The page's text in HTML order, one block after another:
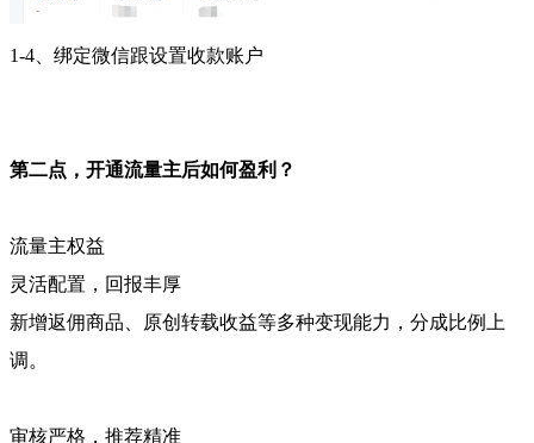
1-4、绑定微信跟设置收款账户
第二点，开通流量主后如何盈利？
流量主权益
灵活配置，回报丰厚
新增返佣商品、原创转载收益等多种变现能力，分成比例上
调。
审核严格，推荐精准